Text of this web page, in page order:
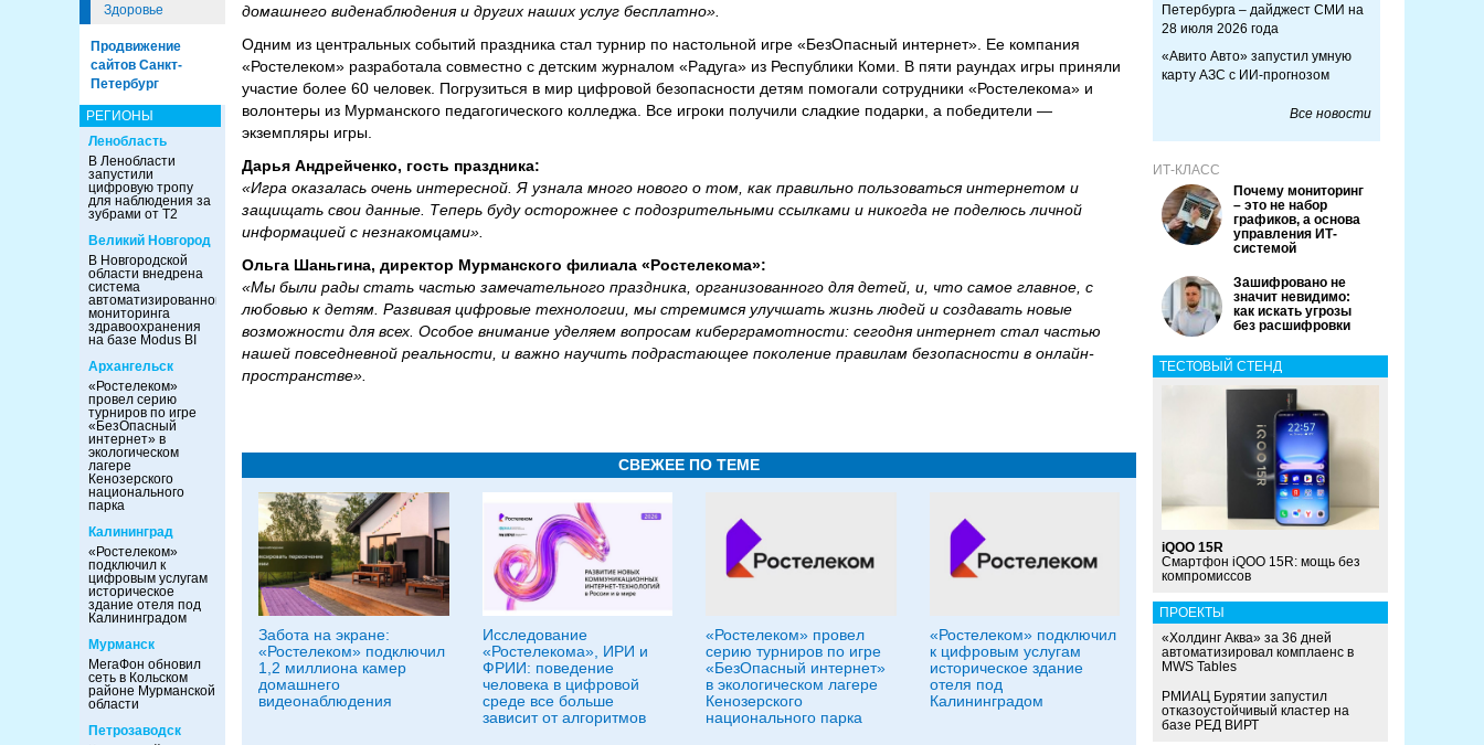
Здоровье
Продвижение
сайтов Санкт-
Петербург
РЕГИОНЫ
Ленобласть
В Ленобласти
запустили
цифровую тропу
для наблюдения за
зубрами от Т2
Великий Новгород
В Новгородской
области внедрена
система
автоматизированного
мониторинга
здравоохранения
на базе Modus BI
Архангельск
«Ростелеком»
провел серию
турниров по игре
«БезОпасный
интернет» в
экологическом
лагере
Кенозерского
национального
парка
Калининград
«Ростелеком»
подключил к
цифровым услугам
историческое
здание отеля под
Калининградом
Мурманск
МегаФон обновил
сеть в Кольском
районе Мурманской
области
Петрозаводск
домашнего виденаблюдения и других наших услуг бесплатно».
Одним из центральных событий праздника стал турнир по настольной игре «БезОпасный интернет». Ее компания
«Ростелеком» разработала совместно с детским журналом «Радуга» из Республики Коми. В пяти раундах игры приняли
участие более 60 человек. Погрузиться в мир цифровой безопасности детям помогали сотрудники «Ростелекома» и
волонтеры из Мурманского педагогического колледжа. Все игроки получили сладкие подарки, а победители —
экземпляры игры.
Дарья Андрейченко, гость праздника:
«Игра оказалась очень интересной. Я узнала много нового о том, как правильно пользоваться интернетом и
защищать свои данные. Теперь буду осторожнее с подозрительными ссылками и никогда не поделюсь личной
информацией с незнакомцами».
Ольга Шаньгина, директор Мурманского филиала «Ростелекома»:
«Мы были рады стать частью замечательного праздника, организованного для детей, и, что самое главное, с
любовью к детям. Развивая цифровые технологии, мы стремимся улучшать жизнь людей и создавать новые
возможности для всех. Особое внимание уделяем вопросам киберграмотности: сегодня интернет стал частью
нашей повседневной реальности, и важно научить подрастающее поколение правилам безопасности в онлайн-
пространстве».
СВЕЖЕЕ ПО ТЕМЕ
Забота на экране:
«Ростелеком» подключил
1,2 миллиона камер
домашнего
видеонаблюдения
Исследование
«Ростелекома», ИРИ и
ФРИИ: поведение
человека в цифровой
среде все больше
зависит от алгоритмов
«Ростелеком» провел
серию турниров по игре
«БезОпасный интернет»
в экологическом лагере
Кенозерского
национального парка
«Ростелеком» подключил
к цифровым услугам
историческое здание
отеля под
Калининградом
Петербурга – дайджест СМИ на
28 июля 2026 года
«Авито Авто» запустил умную
карту АЗС с ИИ-прогнозом
Все новости
ИТ-КЛАСС
Почему мониторинг
– это не набор
графиков, а основа
управления ИТ-
системой
Зашифровано не
значит невидимо:
как искать угрозы
без расшифровки
ТЕСТОВЫЙ СТЕНД
iQOO 15R
Смартфон iQOO 15R: мощь без
компромиссов
ПРОЕКТЫ
«Холдинг Аква» за 36 дней
автоматизировал комплаенс в
MWS Tables
РМИАЦ Бурятии запустил
отказоустойчивый кластер на
базе РЕД ВИРТ